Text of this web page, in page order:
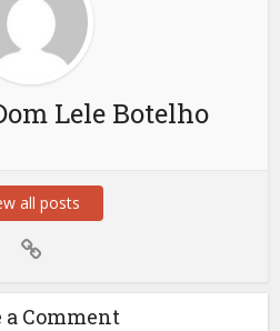
Lele Botelho
all posts
a Comment